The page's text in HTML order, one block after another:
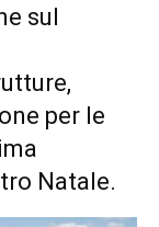
sul
per le
Natale.